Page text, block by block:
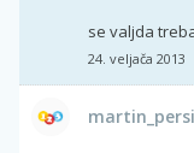
se valjda
24. veljača 2013